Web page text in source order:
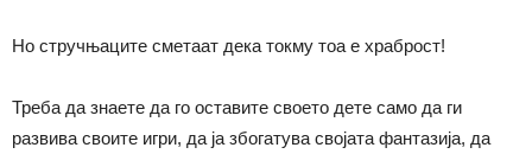
Но стручњаците сметаат дека токму тоа е храброст!
Треба да знаете да го оставите своето дете само да ги
развива своите игри, да ја збогатува својата фантазија, да